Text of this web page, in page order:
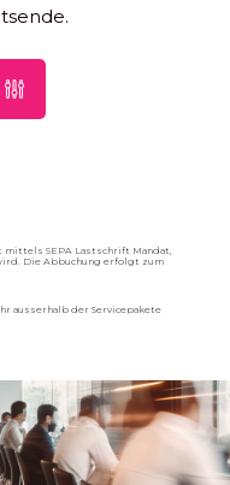
mittels SEPA Lastschrift Mandat,
Die Abbuchung erfolgt zum
ausserhalb der Servicepakete